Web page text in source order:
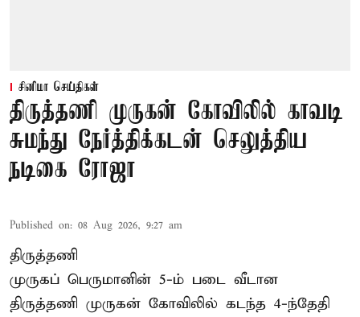
சினிமா செய்திகள்
திருத்தணி முருகன் கோவிலில் காவடி
சுமந்து நேர்த்திக்கடன் செலுத்திய
நடிகை ரோஜா
Published on: 08 Aug 2026, 9:27 am
திருத்தணி
முருகப் பெருமானின் 5-ம் படை வீடான
திருத்தணி முருகன் கோவிலில் கடந்த 4-ந்தேதி